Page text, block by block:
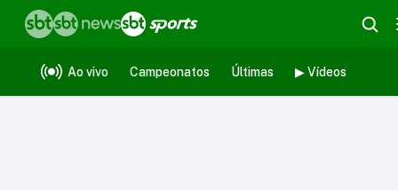
Ao vivo Campeonatos Últimas ▶ Vídeos